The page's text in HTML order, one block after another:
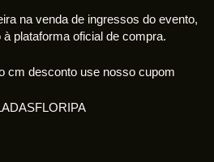
na venda de ingressos do evento,
plataforma oficial de compra.
cm desconto use nosso cupom